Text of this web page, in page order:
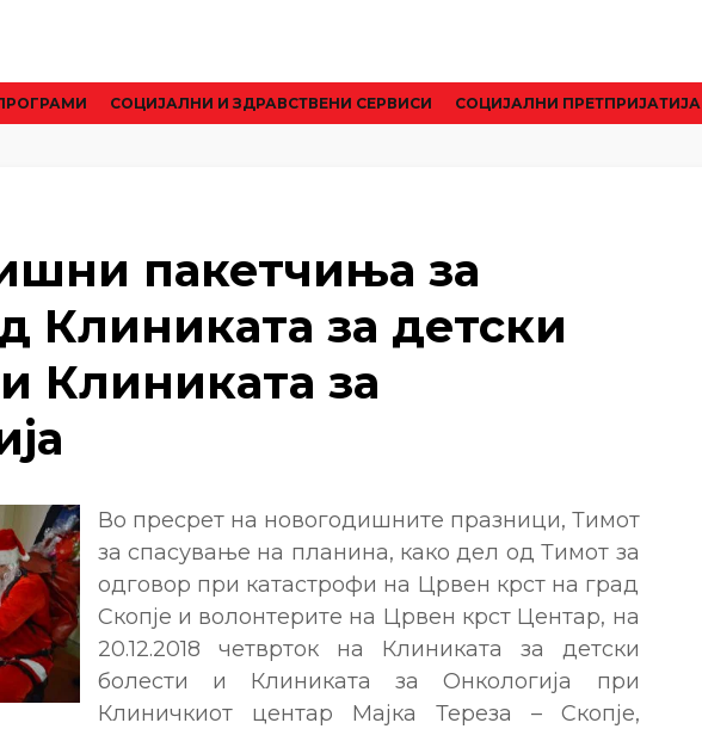
CОЦИЈАЛНИ И ЗДРАВСТВЕНИ СЕРВИСИ СОЦИЈАЛНИ ПРЕТПРИЈАТИЈА
пакетчиња за
Клиниката за детски
Клиниката за
Во пресрет на новогодишните празници, Тимот
за спасување на планина, како дел од Тимот за
одговор при катастрофи на Црвен крст на град
Скопје и волонтерите на Црвен крст Центар, на
20.12.2018 четврток на Клиниката за детски
болести и Клиниката за Онкологија при
Клиничкиот центар Мајка Тереза – Скопје,